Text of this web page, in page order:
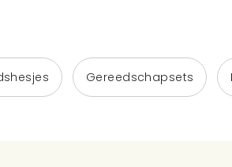
Gereedschapsets